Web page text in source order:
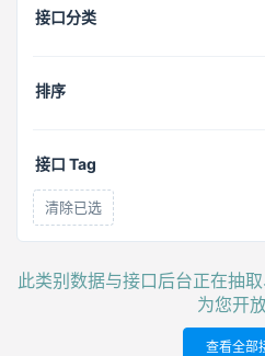
接口分类
排序
接口 Tag
清除已选
此类别数据与接口后台正在抽
为您开
查看全部